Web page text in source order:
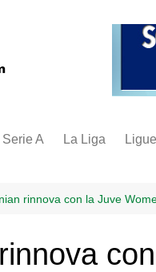
Serie A La Liga
rinnova con la Juve